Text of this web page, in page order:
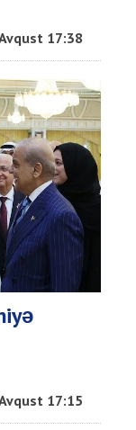
17:38
17:15